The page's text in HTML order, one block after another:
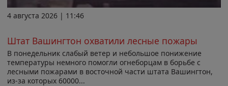
4 августа 2026 | 11:46
Штат Вашингтон охватили лесные пожары
В понедельник слабый ветер и небольшое понижение
температуры немного помогли огнеборцам в борьбе с
лесными пожарами в восточной части штата Вашингтон,
из-за которых 60000...